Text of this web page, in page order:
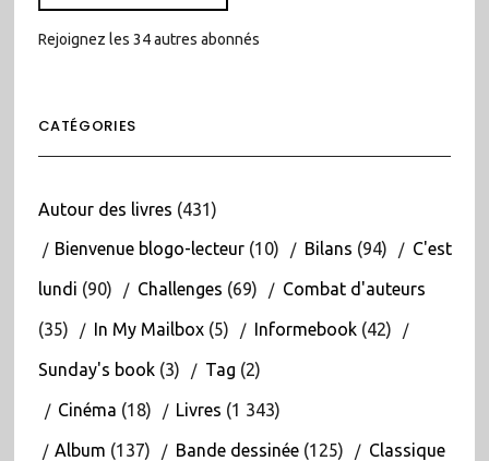
Rejoignez les 34 autres abonnés
CATÉGORIES
Autour des livres (431)
Bienvenue blogo-lecteur(10) Bilans (94) C'est
lundi (90) Challenges (69) Combat d'auteurs
(35) In My Mailbox(5) Informebook(42)
Sunday's book(3) Tag (2)
Cinéma (18) Livres (1 343)
Album (137) Bande dessinée(125) Classique